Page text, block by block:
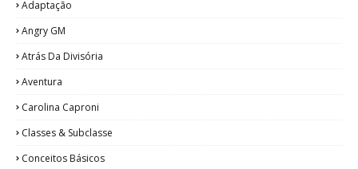
Adaptação
Angry GM
Atrás Da Divisória
Aventura
Carolina Caproni
Classes & Subclasse
Conceitos Básicos